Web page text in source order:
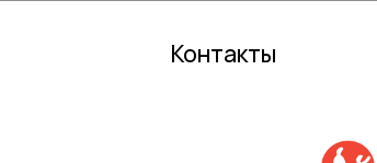
Контакты